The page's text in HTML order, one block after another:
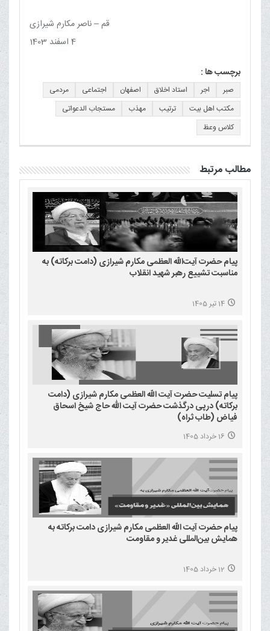
قم – ناصر مکارم شیرازی
4 اسفند 1403
برچسب ها :
صبر اجر استاد اخلاق اصفهان اجتماعی
مردمی
مکتب اهل بیت
ترتیب مهذب
مستجاب الدعواتی
کلاس وعظ
مطالب مرتبط
پیام حضرت آیت‌الله العظمی مکارم شیرازی (دامت برکاته) به
مناسبت تشییع رهبر شهید انقلاب
14 تیر 1405
پیام تسلیت حضرت آیت الله العظمی مکارم شیرازی (دامت
برکاته) درپی درگذشت حضرت آیت الله حاج شیخ اسحاق
فیاض (طاب ثراه)
16 خرداد 1405
پیام حضرت آیت الله العظمی مکارم شیرازی دامت برکاته به
همایش بین‌المللی غدیر و مقاومت
12 خرداد 1405